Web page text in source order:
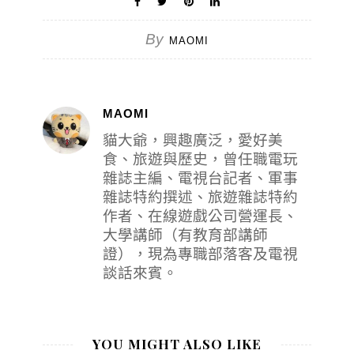
By MAOMI
MAOMI
貓大爺，興趣廣泛，愛好美
食、旅遊與歷史，曾任職電玩
雜誌主編、電視台記者、軍事
雜誌特約撰述、旅遊雜誌特約
作者、在線遊戲公司營運長、
大學講師（有教育部講師
證），現為專職部落客及電視
談話來賓。
YOU MIGHT ALSO LIKE